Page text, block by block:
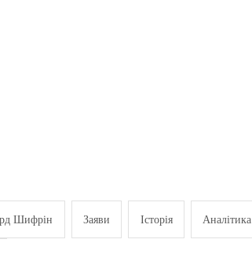
Шифрін Заяви Історія Аналітика